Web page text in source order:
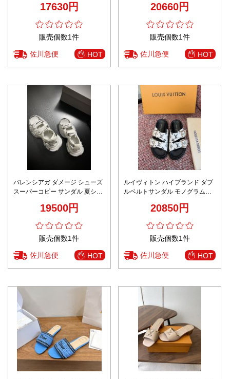
17630円
販売個数1件
佐川急便 HOT
20660円
販売個数1件
佐川急便 HOT
バレンシアガ ダメージ シューズ
スーパーコピー サンダル 夏シュ
19500円
販売個数1件
佐川急便 HOT
ルイヴィトン ハイブランド ダブ
ルベルトサンダル モノグラムデ
20850円
販売個数1件
佐川急便 HOT